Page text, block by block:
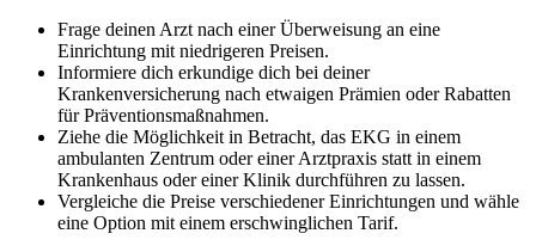
Frage deinen Arzt nach einer Überweisung an eine
Einrichtung mit niedrigeren Preisen.
Informiere dich erkundige dich bei deiner
Krankenversicherung nach etwaigen Prämien oder Rabatten
für Präventionsmaßnahmen.
Ziehe die Möglichkeit in Betracht, das EKG in einem
ambulanten Zentrum oder einer Arztpraxis statt in einem
Krankenhaus oder einer Klinik durchführen zu lassen.
Vergleiche die Preise verschiedener Einrichtungen und wähle
eine Option mit einem erschwinglichen Tarif.